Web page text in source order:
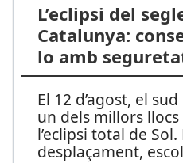
L’eclipsi del
Catalunya:
lo amb
El 12 d’agost, el
un dels millors
l’eclipsi total de
desplaçament,